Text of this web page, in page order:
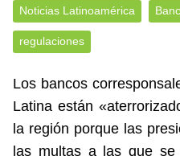
Noticias Latinoamérica
regulaciones
Los bancos
Latina están
la región porque las
las multas a las que se